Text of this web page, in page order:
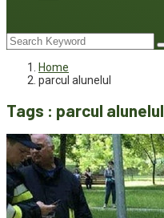
Home
parcul alunelul
Tags : parcul alunelul